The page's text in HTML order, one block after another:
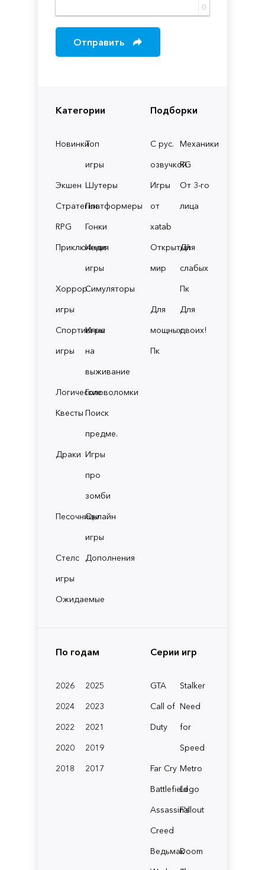
Категории
НовинкиТоп
игры
Экшен Шутеры
СтратегииПлатформеры
RPG
Гонки
Приключения
Инди
игры
Хоррор
игры
Симуляторы
Спортивные
игры
Игры
на
выживание
ЛогическиеГоловоломки
Квесты Поиск
предме.
Драки Игры
про
зомби
ПесочницыОнлайн
игры
Стелс
игры
Дополнения
Ожидаемые
Подборки
С рус.
озвучкой
Механики
RG
Игры
от
xatab
От 3-го
лица
Открытый
мир
Для
слабых
Пк
Для
мощных
Пк
Для
двоих!
По годам
2026
2025
2024
2023
2022
2021
2020
2019
2018
2017
Серии игр
GTA
Stalker
Call of
Duty
Need
for
Speed
Far Cry Metro
BattlefieldLego
Assassin's
Creed
Fallout
ВедьмакDoom
0
Отправить